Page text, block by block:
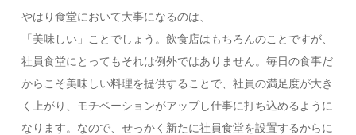
やはり食堂において大事になるのは、
「美味しい」ことでしょう。飲食店はもちろんのことですが、
社員食堂にとってもそれは例外ではありません。毎日の食事だ
からこそ美味しい料理を提供することで、社員の満足度が大き
く上がり、モチベーションがアップし仕事に打ち込めるように
なります。なので、せっかく新たに社員食堂を設置するからに